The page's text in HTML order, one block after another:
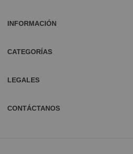
INFORMACIÓN
CATEGORÍAS
LEGALES
CONTÁCTANOS